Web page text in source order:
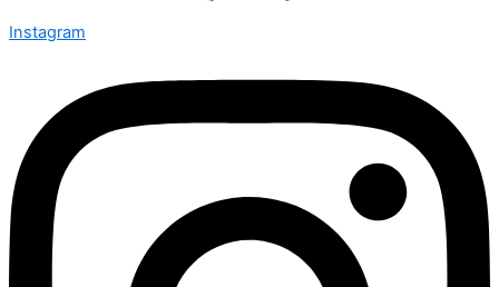
Instagram